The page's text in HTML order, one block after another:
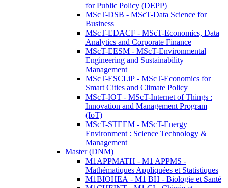
for Public Policy (DEPP)
MScT-DSB - MScT-Data Science for
Business
MScT-EDACF - MScT-Economics, Data
Analytics and Corporate Finance
MScT-EESM - MScT-Environmental
Engineering and Sustainability
Management
MScT-ESCLiP - MScT-Economics for
Smart Cities and Climate Policy
MScT-IOT - MScT-Internet of Things :
Innovation and Management Program
(IoT)
MScT-STEEM - MScT-Energy
Environment : Science Technology &
Management
Master (DNM)
M1APPMATH - M1 APPMS -
Mathématiques Appliquées et Statistiques
M1BIOHEA - M1 BH - Biologie et Santé